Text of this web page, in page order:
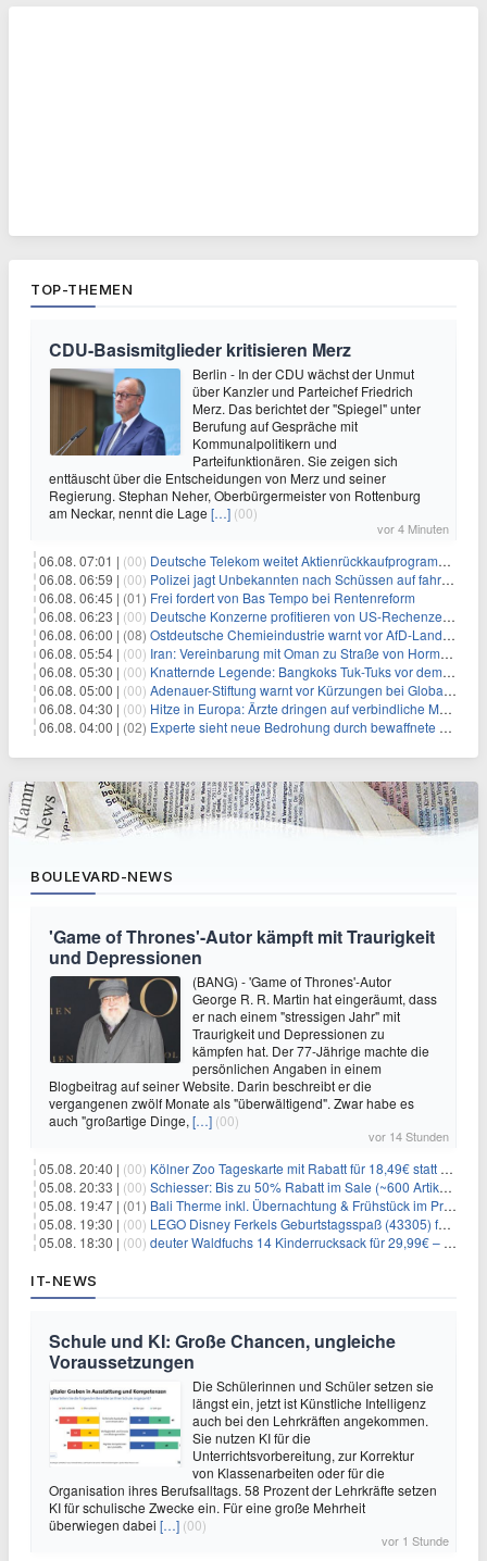
TOP-THEMEN
CDU-Basismitglieder kritisieren Merz
Berlin - In der CDU wächst der Unmut
über Kanzler und Parteichef Friedrich
Merz. Das berichtet der "Spiegel" unter
Berufung auf Gespräche mit
Kommunalpolitikern und
Parteifunktionären. Sie zeigen sich
enttäuscht über die Entscheidungen von Merz und seiner
Regierung. Stephan Neher, Oberbürgermeister von Rottenburg
am Neckar, nennt die Lage […] (00)
vor 4 Minuten
06.08. 07:01 | (00) Deutsche Telekom weitet Aktienrückkaufprogramm aus
06.08. 06:59 | (00) Polizei jagt Unbekannten nach Schüssen auf fahrendes Auto
06.08. 06:45 | (01) Frei fordert von Bas Tempo bei Rentenreform
06.08. 06:23 | (00) Deutsche Konzerne profitieren von US-Rechenzentrums-Boom
06.08. 06:00 | (08) Ostdeutsche Chemieindustrie warnt vor AfD-Landesregierung
06.08. 05:54 | (00) Iran: Vereinbarung mit Oman zu Straße von Hormus fast fertig
06.08. 05:30 | (00) Knatternde Legende: Bangkoks Tuk-Tuks vor dem Aus?
06.08. 05:00 | (00) Adenauer-Stiftung warnt vor Kürzungen bei Globaler Gesundheit
06.08. 04:30 | (00) Hitze in Europa: Ärzte dringen auf verbindliche Maßnahmen
06.08. 04:00 | (02) Experte sieht neue Bedrohung durch bewaffnete Drohnen
BOULEVARD-NEWS
'Game of Thrones'-Autor kämpft mit Traurigkeit
und Depressionen
(BANG) - 'Game of Thrones'-Autor
George R. R. Martin hat eingeräumt, dass
er nach einem "stressigen Jahr" mit
Traurigkeit und Depressionen zu
kämpfen hat. Der 77-Jährige machte die
persönlichen Angaben in einem
Blogbeitrag auf seiner Website. Darin beschreibt er die
vergangenen zwölf Monate als "überwältigend". Zwar habe es
auch "großartige Dinge, […] (00)
vor 14 Stunden
05.08. 20:40 | (00) Kölner Zoo Tageskarte mit Rabatt für 18,49€ statt 29,50€ – einlösbar bis Dezember
05.08. 20:33 | (00) Schiesser: Bis zu 50% Rabatt im Sale (~600 Artikel zur Auswahl)
05.08. 19:47 | (01) Bali Therme inkl. Übernachtung & Frühstück im Premium Hotel (Bad Oeynhausen) ab 89€ p.P.
05.08. 19:30 | (00) LEGO Disney Ferkels Geburtstagsspaß (43305) für 29,10€
05.08. 18:30 | (00) deuter Waldfuchs 14 Kinderrucksack für 29,99€ – Amber-maple
IT-NEWS
Schule und KI: Große Chancen, ungleiche
Voraussetzungen
Die Schülerinnen und Schüler setzen sie
längst ein, jetzt ist Künstliche Intelligenz
auch bei den Lehrkräften angekommen.
Sie nutzen KI für die
Unterrichtsvorbereitung, zur Korrektur
von Klassenarbeiten oder für die
Organisation ihres Berufsalltags. 58 Prozent der Lehrkräfte setzen
KI für schulische Zwecke ein. Für eine große Mehrheit
überwiegen dabei […] (00)
vor 1 Stunde